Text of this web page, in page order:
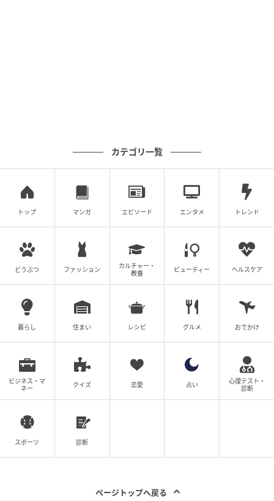
ウーマンエキサイト
カテゴリ一覧
トップ マンガ エピソード エンタメ トレンド
どうぶつ ファッション
カルチャー・
教養
ビューティー ヘルスケア
暮らし 住まい レシピ グルメ おでかけ
ビジネス・マ
ネー
クイズ 恋愛 占い
心理テスト・
診断
スポーツ 診断
ページトップへ戻る